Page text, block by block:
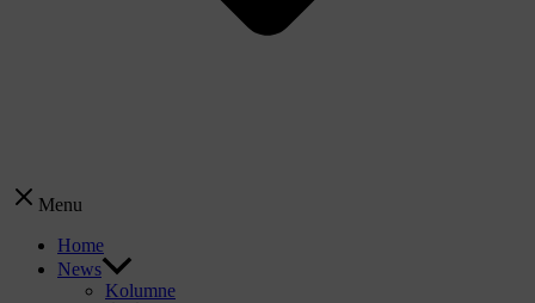
Menu
Home
News
Kolumne